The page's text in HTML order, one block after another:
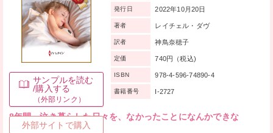
サンプルを読む
/購入する
（外部リンク）
外部サイトで購入
8年間、泣き暮らした日々を、なかったことになんかできな
い……。
発行日 2022年10月20日
著者 レイチェル・ダヴ
訳者 神鳥奈穂子
定価 740円（税込)
ISBN 978-4-596-74890-4
書籍番号 I-2727